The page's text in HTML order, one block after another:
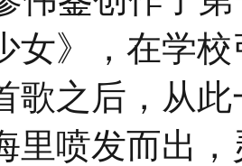
女》，在学
歌之后，从
里喷发而出